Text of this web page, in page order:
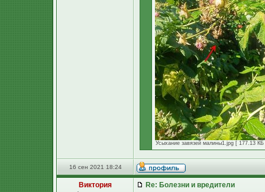
Усыхание завязей малины1.jpg [ 177.13
16 сен 2021 18:24
Виктория
Re: Болезни и вредители